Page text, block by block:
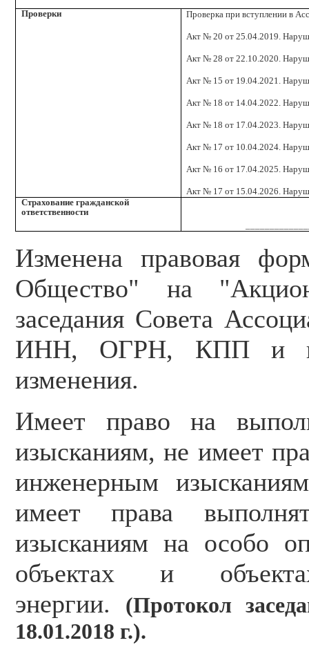
Проверки
Проверка при вступлении в
Акт № 20 от 25.04.2019.
Акт № 28 от 22.10.2020.
Акт № 15 от 19.04.2021.
Акт № 18 от 14.04.2022.
Акт № 18 от 17.04.2023.
Акт № 17 от 10.04.2024.
Акт № 16 от 17.04.2025.
Акт № 17 от 15.04.2026.
Страхование гражданской
ответственности
Изменена правовая
Общество" на
заседания Совета
ИНН, ОГРН, КПП и
изменения.
Имеет право на
изысканиям, не имеет
инженерным
имеет права
изысканиям на особо
объектах и
энергии.
(Протокол
18.01.2018 г.).